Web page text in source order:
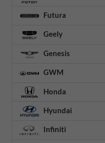
Futura
Geely
Genesis
GWM
Honda
Hyundai
Infiniti